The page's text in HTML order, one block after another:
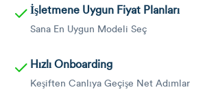
İşletmene Uygun Fiyat Planları
Sana En Uygun Modeli Seç
Hızlı Onboarding
Keşiften Canlıya Geçişe Net Adımlar